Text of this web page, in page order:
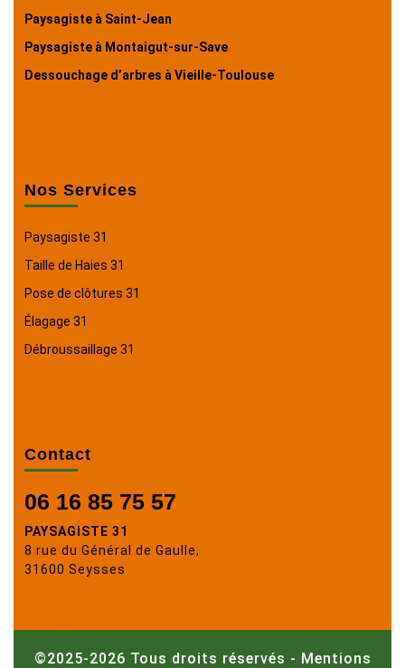
Paysagiste à Saint-Jean
Paysagiste à Montaigut-sur-Save
Dessouchage d’arbres à Vieille-Toulouse
Nos Services
Paysagiste 31
Taille de Haies 31
Pose de clôtures 31
Élagage 31
Débroussaillage 31
Contact
06 16 85 75 57
PAYSAGISTE 31
8 rue du Général de Gaulle,
31600 Seysses
©2025-2026 Tous droits réservés - Mentions